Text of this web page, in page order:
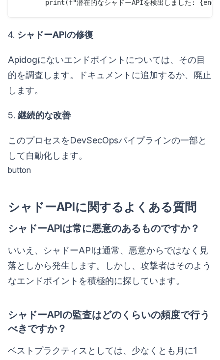
4. シャドーAPIの修復
Apidogにないエンドポイントについては、その目
的を調査します。ドキュメントに追加するか、廃止
します。
5. 継続的な改善
このプロセスをDevSecOpsパイプラインの一部と
して自動化します。
button
シャドーAPIに関するよくある質問
シャドーAPIは常に悪意のあるものですか？
いいえ、シャドーAPIは通常、悪意からではなく見
落としから発生します。しかし、攻撃者はそのよう
なエンドポイントを積極的に探しています。
シャドーAPIの監査はどのくらいの頻度で行う
べきですか？
ベストプラクティスとしては、少なくとも月に1